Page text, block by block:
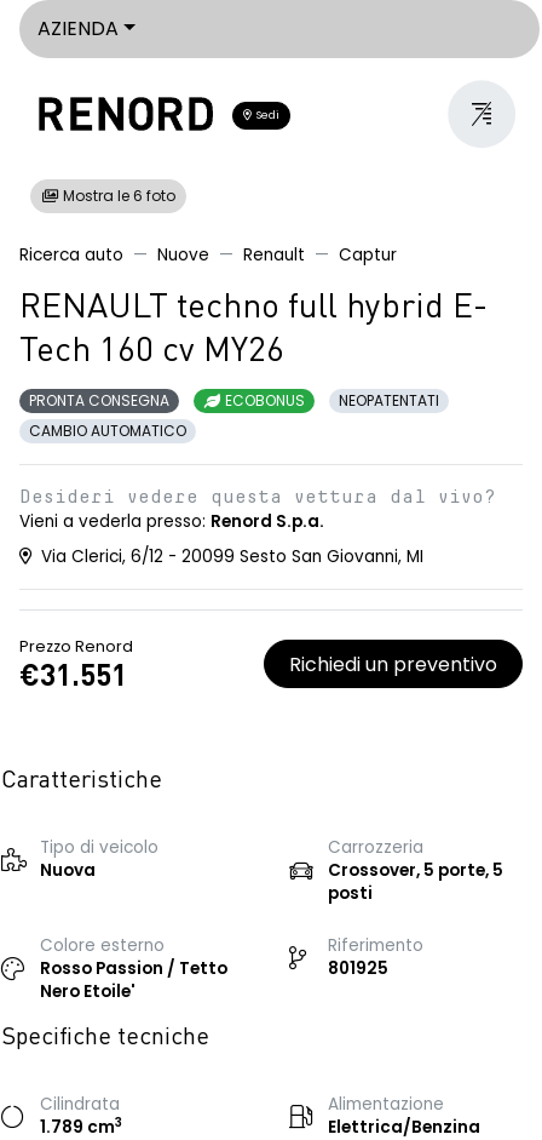
AZIENDA
Sedi
Mostra le 6 foto
Ricerca auto Nuove Renault Captur
RENAULT techno full hybrid E-
Tech 160 cv MY26
PRONTA CONSEGNA ECOBONUS
NEOPATENTATI
CAMBIO AUTOMATICO
Desideri vedere questa vettura dal vivo?
Vieni a vederla presso: Renord S.p.a.
Via Clerici, 6/12 - 20099 Sesto San Giovanni, MI
Prezzo Renord
€31.551 Richiedi un preventivo
Caratteristiche
Tipo di veicolo
Nuova
Carrozzeria
Crossover, 5 porte, 5
posti
Colore esterno
Rosso Passion / Tetto
Nero Etoile'
Riferimento
801925
Specifiche tecniche
Cilindrata
1.789 cm3
Alimentazione
Elettrica/Benzina